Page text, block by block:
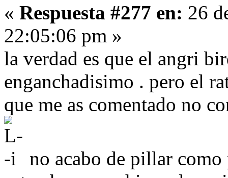
« Respuesta #277 en: 26
22:05:06 pm »
la verdad es que el angri
enganchadisimo . pero el
que me as comentado no
no acabo de pillar como